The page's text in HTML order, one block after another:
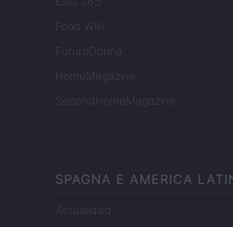
Food Wiki
FuturoDonna
HomeMagazine
SecondHomeMagazine
SPAGNA E AMERICA
Actualidad